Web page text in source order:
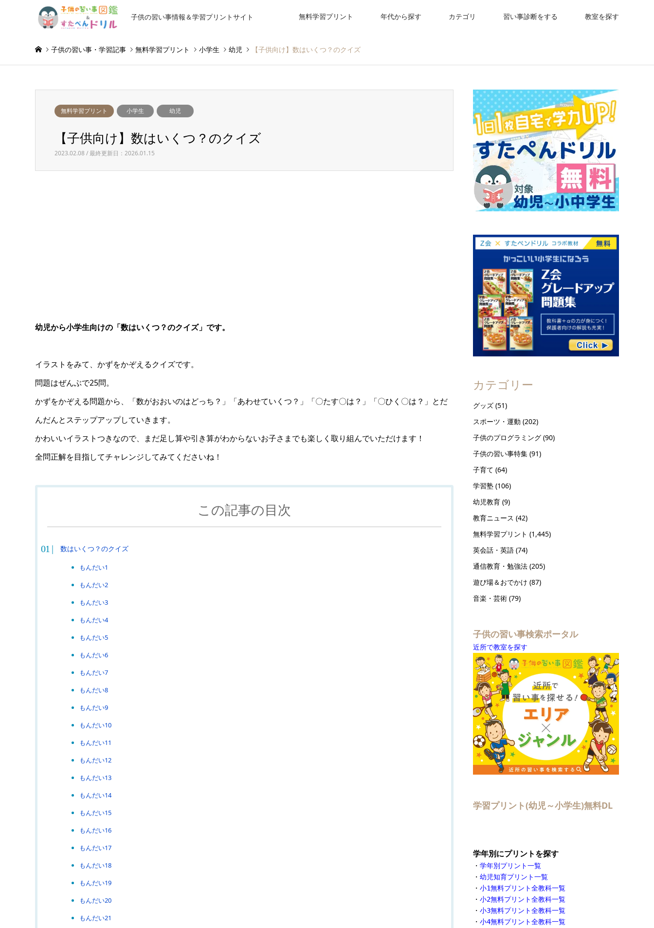
子供の習い事情報＆学習プリントサイト 無料学習プリント 年代から探す カテゴリ 習い事診断をする 教室を探す
子供の習い事・学習記事 無料学習プリント 小学生 幼児 【子供向け】数はいくつ？のクイズ
無料学習プリント 小学生 幼児
【子供向け】数はいくつ？のクイズ
2023.02.08 / 最終更新日：2026.01.15
幼児から小学生向けの「数はいくつ？のクイズ」です。
イラストをみて、かずをかぞえるクイズです。
問題はぜんぶで25問。
かずをかぞえる問題から、「数がおおいのはどっち？」「あわせていくつ？」「〇たす〇は？」「〇ひく〇は？」とだ
んだんとステップアップしていきます。
かわいいイラストつきなので、まだ足し算や引き算がわからないお子さまでも楽しく取り組んでいただけます！
全問正解を目指してチャレンジしてみてくださいね！
この記事の目次
数はいくつ？のクイズ
もんだい1
もんだい2
もんだい3
もんだい4
もんだい5
もんだい6
もんだい7
もんだい8
もんだい9
もんだい10
もんだい11
もんだい12
もんだい13
もんだい14
もんだい15
もんだい16
もんだい17
もんだい18
もんだい19
もんだい20
もんだい21
カテゴリー
グッズ (51)
スポーツ・運動 (202)
子供のプログラミング (90)
子供の習い事特集 (91)
子育て (64)
学習塾 (106)
幼児教育 (9)
教育ニュース (42)
無料学習プリント (1,445)
英会話・英語 (74)
通信教育・勉強法 (205)
遊び場＆おでかけ (87)
音楽・芸術 (79)
子供の習い事検索ポータル
近所で教室を探す
学習プリント(幼児～小学生)無料DL
学年別にプリントを探す
・ 学年別プリント一覧
・ 幼児知育プリント一覧
・ 小1無料プリント全教科一覧
・ 小2無料プリント全教科一覧
・ 小3無料プリント全教科一覧
・ 小4無料プリント全教科一覧